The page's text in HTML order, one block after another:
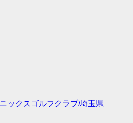
ックスゴルフクラブ/埼玉県